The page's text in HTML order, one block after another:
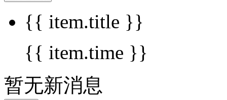
{{ item.title }}
{{ item.time }}
暂无新消息